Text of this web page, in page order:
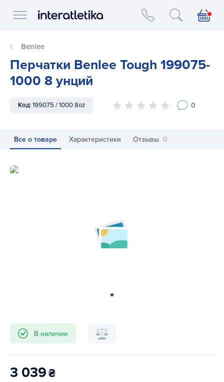
Interatletika logo
Benlee
Перчатки Benlee Tough 199075-
1000 8 унций
Код:199075 / 1000 8oz 0
Все о товаре Характеристики Отзывы 0
Перчатки Benlee Tough 199075-1000 8 унций
В наличии
3 039₴